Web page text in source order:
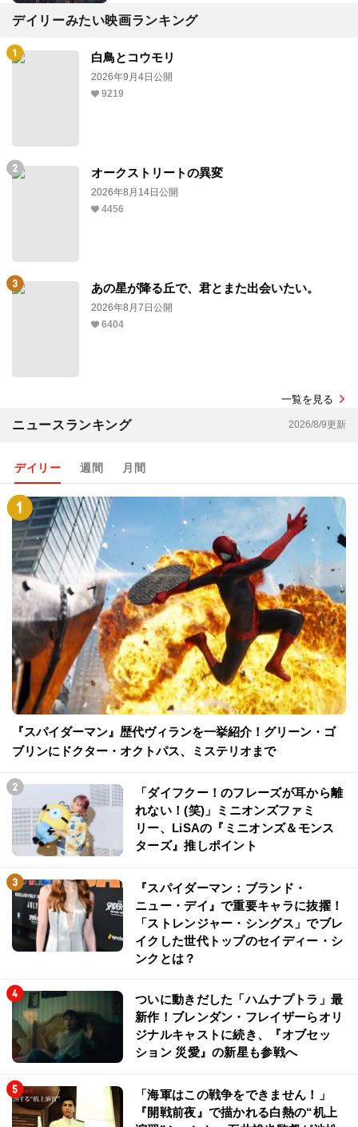
デイリーみたい映画ランキング
白鳥とコウモリ
2026年9月4日公開
9219
オークストリートの異変
2026年8月14日公開
4456
あの星が降る丘で、君とまた出会いたい。
2026年8月7日公開
6404
一覧を見る
ニュースランキング 2026/8/9更新
デイリー 週間 月間
『スパイダーマン』歴代ヴィランを一挙紹介！グリーン・ゴ
ブリンにドクター・オクトパス、ミステリオまで
「ダイフクー！のフレーズが耳から離
れない！(笑)」ミニオンズファミ
リー、LiSAの『ミニオンズ＆モンス
ターズ』推しポイント
『スパイダーマン：ブランド・
ニュー・デイ』で重要キャラに抜擢！
「ストレンジャー・シングス」でブレ
イクした世代トップのセイディー・シ
ンクとは？
ついに動きだした「ハムナプトラ」最
新作！ブレンダン・フレイザーらオリ
ジナルキャストに続き、『オブセッ
ション 災愛』の新星も参戦へ
「海軍はこの戦争をできません！」
『開戦前夜』で描かれる白熱の“机上